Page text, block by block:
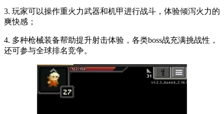
3. 玩家可以操作重火力武器和机甲进行战斗，体验倾泻火力的
爽快感；
4. 多种枪械装备帮助提升射击体验，各类boss战充满挑战性，
还可参与全球排名竞争。